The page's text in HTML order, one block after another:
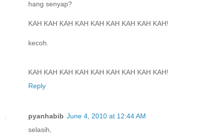
hang senyap?
KAH KAH KAH KAH KAH KAH KAH KAH KAH!
kecoh.
KAH KAH KAH KAH KAH KAH KAH KAH KAH!
Reply
pyanhabib June 4, 2010 at 12:44 AM
selasih,